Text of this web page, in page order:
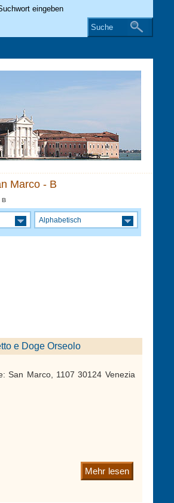
Marco - B
B
Alphabetisch
e Doge Orseolo
San Marco, 1107 30124 Venezia
Mehr lesen
Suche